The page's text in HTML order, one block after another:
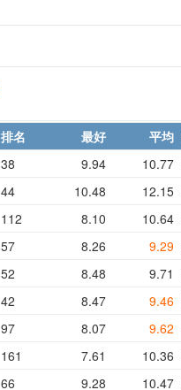
排名 最好 平均
38 9.94 10.77
44 10.48 12.15
112 8.10 10.64
57 8.26 9.29
52 8.48 9.71
42 8.47 9.46
97 8.07 9.62
161 7.61 10.36
66 9.28 10.47